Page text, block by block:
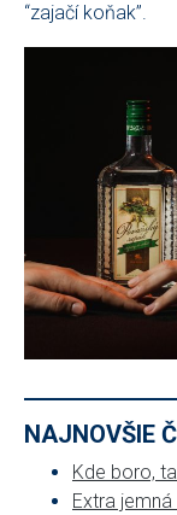
“zajačí koňak”.
NAJNOVŠIE
Kde boro,
Extra